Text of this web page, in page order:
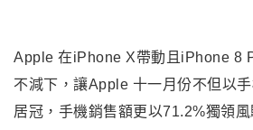
Apple 在iPhone X帶動且iPhone 8
不減下，讓Apple 十一月份不但以
居冠，手機銷售額更以71.2%獨領